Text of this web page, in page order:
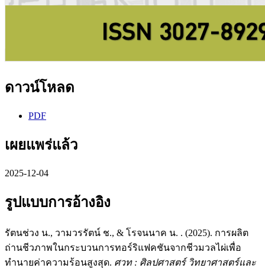
ดาวน์โหลด
PDF
เผยแพร่แล้ว
2025-12-04
รูปแบบการอ้างอิง
รัตนช่วง น., วามวรรัตน์ ช., & โรจนนาค น. . (2025). การผลิต
ถ่านชีวภาพในกระบวนการทอร์ริแฟคชันจากชีวมวลไผ่เพื่อ
ทำนายค่าความร้อนสูงสุด. ศวท : ศิลปศาสตร์ วิทยาศาสตร์และ